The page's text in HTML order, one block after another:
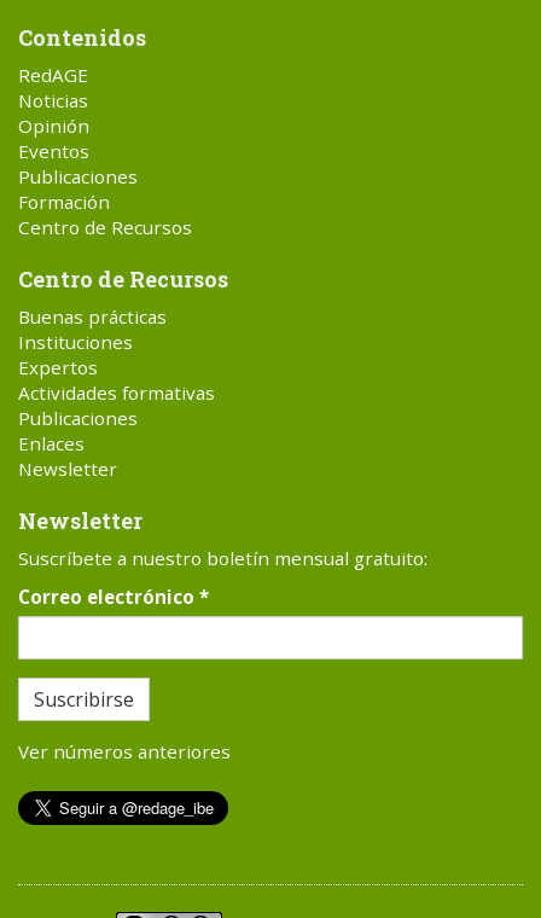
Contenidos
RedAGE
Noticias
Opinión
Eventos
Publicaciones
Formación
Centro de Recursos
Centro de Recursos
Buenas prácticas
Instituciones
Expertos
Actividades formativas
Publicaciones
Enlaces
Newsletter
Newsletter
Suscríbete a nuestro boletín mensual gratuito:
Correo electrónico *
Suscribirse
Ver números anteriores